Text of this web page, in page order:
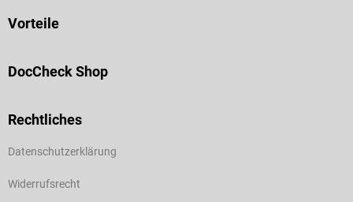
Vorteile
DocCheck Shop
Rechtliches
Datenschutzerklärung
Widerrufsrecht